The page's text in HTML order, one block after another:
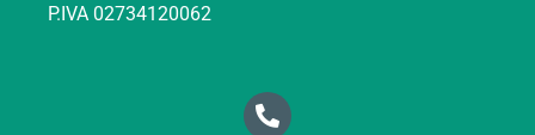
P.IVA 02734120062